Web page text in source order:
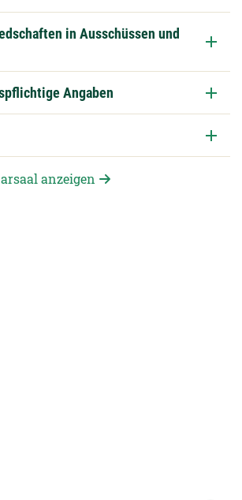
in Ausschüssen und
Angaben
anzeigen